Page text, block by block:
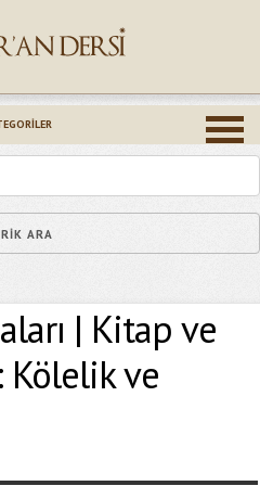
| Kitap ve
ve